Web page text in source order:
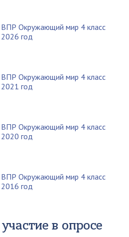
ВПР Окружающий мир 4 класс
2026 год
ВПР Окружающий мир 4 класс
2021 год
ВПР Окружающий мир 4 класс
2020 год
ВПР Окружающий мир 4 класс
2016 год
в опросе